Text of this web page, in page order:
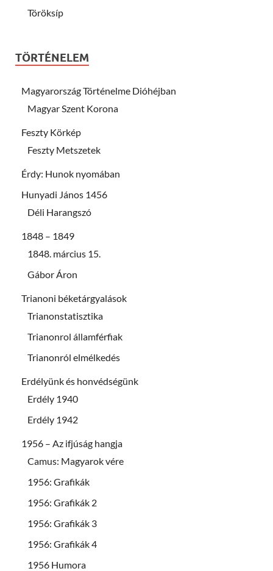
Töröksíp
TÖRTÉNELEM
Magyarország Történelme Dióhéjban
Magyar Szent Korona
Feszty Körkép
Feszty Metszetek
Érdy: Hunok nyomában
Hunyadi János 1456
Déli Harangszó
1848 – 1849
1848. március 15.
Gábor Áron
Trianoni béketárgyalások
Trianonstatisztika
Trianonrol államférfiak
Trianonról elmélkedés
Erdélyünk és honvédségünk
Erdély 1940
Erdély 1942
1956 – Az ifjúság hangja
Camus: Magyarok vére
1956: Grafikák
1956: Grafikák 2
1956: Grafikák 3
1956: Grafikák 4
1956 Humora